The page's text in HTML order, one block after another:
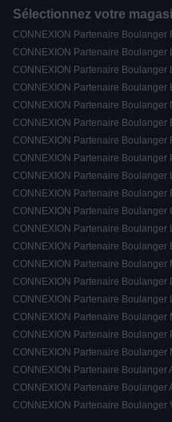
Sélectionnez votre
CONNEXION Partenaire Boulanger
CONNEXION Partenaire Boulanger
CONNEXION Partenaire Boulanger
CONNEXION Partenaire Boulanger
CONNEXION Partenaire Boulanger
CONNEXION Partenaire Boulanger
CONNEXION Partenaire Boulanger
CONNEXION Partenaire Boulanger
CONNEXION Partenaire Boulanger
CONNEXION Partenaire Boulanger
CONNEXION Partenaire Boulanger
CONNEXION Partenaire Boulanger
CONNEXION Partenaire Boulanger
CONNEXION Partenaire Boulanger
CONNEXION Partenaire Boulanger
CONNEXION Partenaire Boulanger
CONNEXION Partenaire Boulanger
CONNEXION Partenaire Boulanger
CONNEXION Partenaire Boulanger
CONNEXION Partenaire Boulanger
CONNEXION Partenaire Boulanger
CONNEXION Partenaire Boulanger